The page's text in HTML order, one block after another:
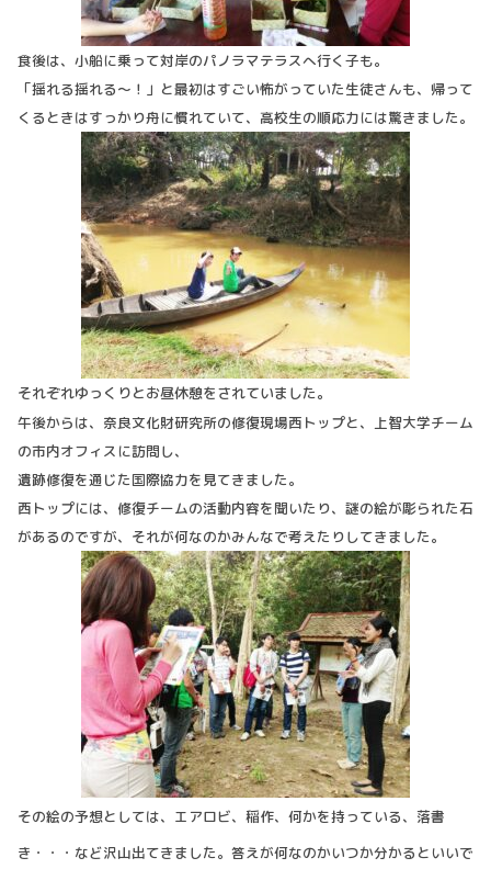
食後は、小船に乗って対岸のパノラマテラスへ行く子も。
「揺れる揺れる～！」と最初はすごい怖がっていた生徒さんも、帰って
くるときはすっかり舟に慣れていて、高校生の順応力には驚きました。
それぞれゆっくりとお昼休憩をされていました。
午後からは、奈良文化財研究所の修復現場西トップと、上智大学チーム
の市内オフィスに訪問し、
遺跡修復を通じた国際協力を見てきました。
西トップには、修復チームの活動内容を聞いたり、謎の絵が彫られた石
があるのですが、それが何なのかみんなで考えたりしてきました。
その絵の予想としては、エアロビ、稲作、何かを持っている、落書
き・・・など沢山出てきました。 答えが何なのかいつか分かるといいで